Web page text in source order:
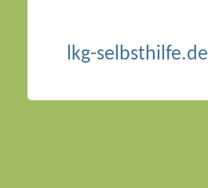
lkg-selbsthilfe.de